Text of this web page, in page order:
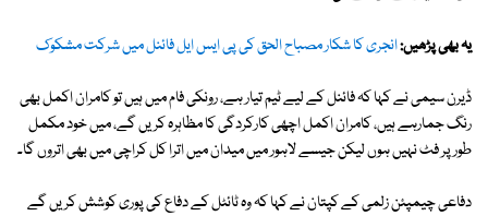
یہ بھی پڑھیں:انجری کا شکار مصباح الحق کی پی ایس ایل فائنل میں شرکت مشکوک
ڈیرن سیمی نے کہا کہ فائنل کے لیے ٹیم تیار ہے، رونکی فام میں ہیں تو کامران اکمل بھی
رنگ جمارہے ہیں، کامران اکمل اچھی کارکردگی کا مظاہرہ کریں گے، میں خود مکمل
طور پر فٹ نہیں ہوں لیکن جیسے لاہور میں میدان میں اترا کل کراچی میں بھی اتروں گا۔
دفاعی چیمپئن زلمی کے کپتان نے کہا کہ وہ ٹائٹل کے دفاع کی پوری کوشش کریں گے